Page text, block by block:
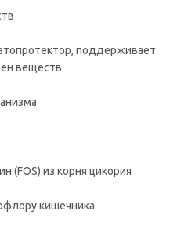
поддерживает
веществ
из корня цикория
кишечника